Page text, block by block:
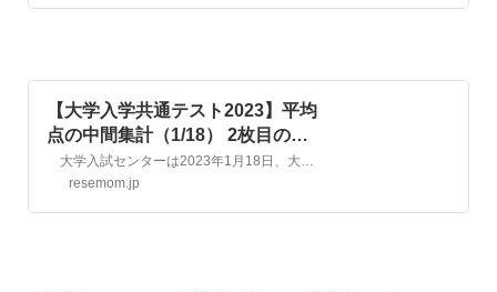
【大学入学共通テスト2023】平均
点の中間集計（1/18） 2枚目の写
真・画像 | リセマム
大学入試センターは2023年1月18日、大学入学共通テスト（旧センター試験、以下、共通テスト）の平均点等一覧（中間集計）を発表した。平均点は、国語105.17点、英語リーディング55.07点等。最終発表は、2月6日（予定）。 画像出典：大学入試センター 令和5年度大学入学共通テスト（本試験）平均点等一覧（中間集計） 2枚目の写真・画像
resemom.jp